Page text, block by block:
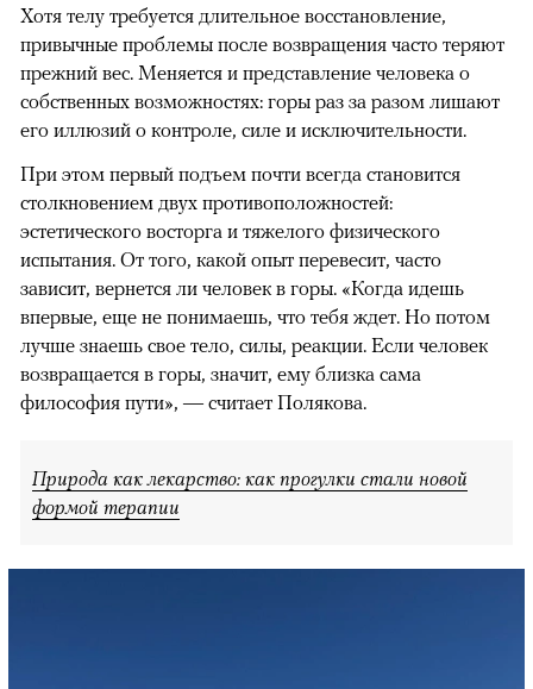
Хотя телу требуется длительное восстановление,
привычные проблемы после возвращения часто теряют
прежний вес. Меняется и представление человека о
собственных возможностях: горы раз за разом лишают
его иллюзий о контроле, силе и исключительности.
При этом первый подъем почти всегда становится
столкновением двух противоположностей:
эстетического восторга и тяжелого физического
испытания. От того, какой опыт перевесит, часто
зависит, вернется ли человек в горы. «Когда идешь
впервые, еще не понимаешь, что тебя ждет. Но потом
лучше знаешь свое тело, силы, реакции. Если человек
возвращается в горы, значит, ему близка сама
философия пути», — считает Полякова.
Природа как лекарство: как прогулки стали новой
формой терапии